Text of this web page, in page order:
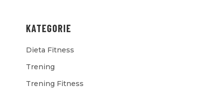
KATEGORIE
Dieta Fitness
Trening
Trening Fitness